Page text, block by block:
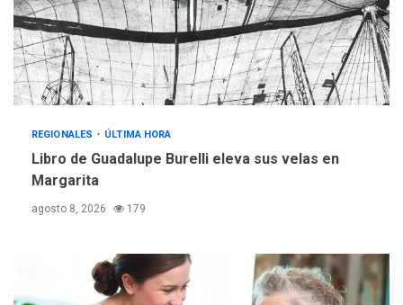
3
vehicular de 60 unidades
adquiridas en un año de
gestión
4
REGIONALES ÚLTIMA HORA
«Juan Bautista Arismendi» a
la altura de Macho Muerto
trabajan en diplomado para
creación y manejo de
estadísticas de turismo
REGIONALES ÚLTIMA HORA
Libro de Guadalupe Burelli eleva sus velas en
Margarita
agosto 8, 2026 179